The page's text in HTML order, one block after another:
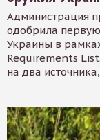
Администрация
одобрила
Украины в
Requirements
на два